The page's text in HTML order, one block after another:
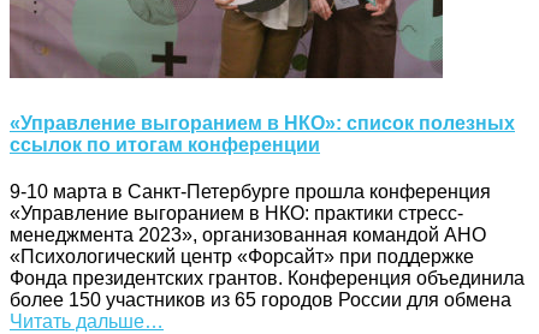
«Управление выгоранием в НКО»: список полезных
ссылок по итогам конференции
9-10 марта в Санкт-Петербурге прошла конференция
«Управление выгоранием в НКО: практики стресс-
менеджмента 2023», организованная командой АНО
«Психологический центр «Форсайт» при поддержке
Фонда президентских грантов. Конференция объединила
более 150 участников из 65 городов России для обмена
Читать дальше…